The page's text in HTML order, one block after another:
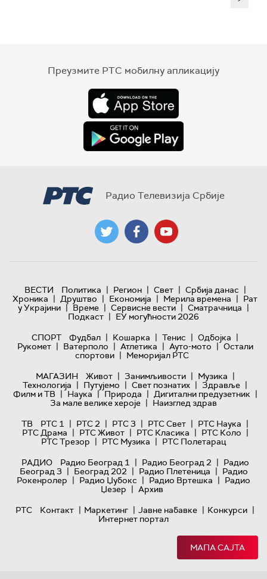
Преузмите РТС мобилну апликацију
Радио Телевизија Србије
ВЕСТИ Политика | Регион | Свет | Србија данас |
Хроника | Друштво | Економија | Мерила времена | Рат
у Украјини | Време | Сервисне вести | Сматрачница |
Подкаст | ЕУ могућности 2026
СПОРТ
Фудбал | Кошарка | Тенис | Одбојка |
Рукомет | Ватерполо | Атлетика | Ауто-мото | Остали
спортови | Меморијал РТС
МАГАЗИН
Живот | Занимљивости | Музика |
Технологијa | Путујемо | Свет познатих | Здравље |
Филм и ТВ | Наука | Природа | Дигитални предузетник |
За мале велике хероје | Наизглед здрав
ТВ
РТС 1 | РТС 2 | РТС 3 | РТС Свет | РТС Наука |
РТС Драма | РТС Живот | РТС Класика | РТС Коло |
РТС Трезор | РТС Музика | РТС Полетарац
РАДИО
Радио Београд 1 | Радио Београд 2 | Радио
Београд 3 | Београд 202 | Радио Плетеница | Радио
Рокенролер | Радио Џубокс | Радио Вртешка | Радио
Џезер | Архив
РТС
Контакт | Маркетинг | Јавне набавке | Конкурси |
Интернет портал
МАПА САЈТА